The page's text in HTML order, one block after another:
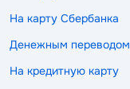
На карту Сбербанка
Денежным переводом
На кредитную карту